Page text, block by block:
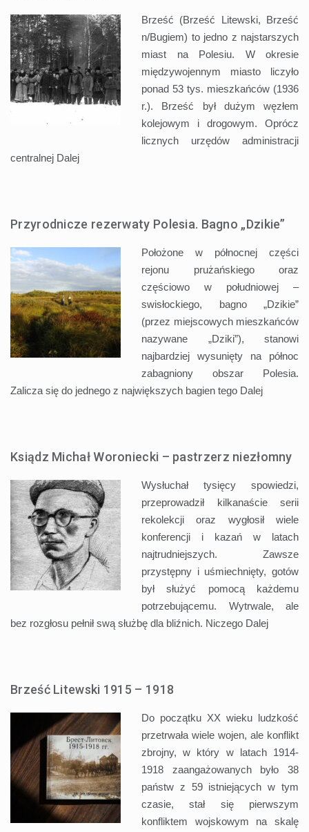
Brześć (Brześć Litewski, Brześć
n/Bugiem) to jedno z najstarszych
miast na Polesiu. W okresie
międzywojennym miasto liczyło
ponad 53 tys. mieszkańców (1936
r.). Brześć był dużym węzłem
kolejowym i drogowym. Oprócz
licznych urzędów administracji
centralnej Dalej
Przyrodnicze rezerwaty Polesia. Bagno „Dzikie”
Położone w północnej części
rejonu prużańskiego oraz
częściowo w południowej –
swisłockiego, bagno „Dzikie”
(przez miejscowych mieszkańców
nazywane „Dziki”), stanowi
najbardziej wysunięty na północ
zabagniony obszar Polesia.
Zalicza się do jednego z największych bagien tego Dalej
Ksiądz Michał Woroniecki – pastrzerz niezłomny
Wysłuchał tysięcy spowiedzi,
przeprowadził kilkanaście serii
rekolekcji oraz wygłosił wiele
konferencji i kazań w latach
najtrudniejszych. Zawsze
przystępny i uśmiechnięty, gotów
był służyć pomocą każdemu
potrzebującemu. Wytrwale, ale
bez rozgłosu pełnił swą służbę dla bliźnich. Niczego Dalej
Brześć Litewski 1915 – 1918
Do początku XX wieku ludzkość
przetrwała wiele wojen, ale konflikt
zbrojny, w który w latach 1914-
1918 zaangażowanych było 38
państw z 59 istniejących w tym
czasie, stał się pierwszym
konfliktem wojskowym na skalę